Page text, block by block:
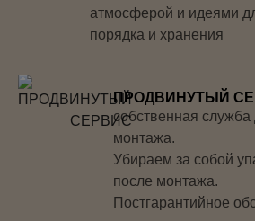
атмосферой и идеями
порядка и хранения
ПРОДВИНУТЫЙ
собственная служба
монтажа.
Убираем за собой
после монтажа.
Постгарантийное